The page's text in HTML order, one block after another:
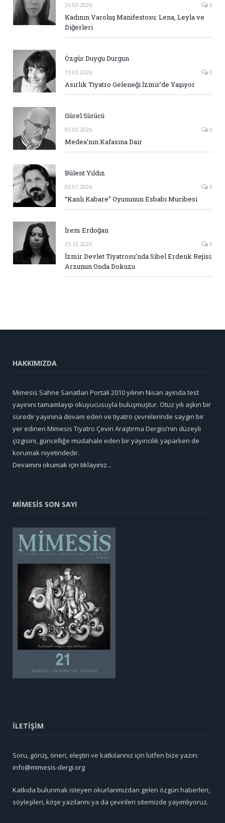
26.03.2026 0
Kadının Varoluş Manifestosu: Lena, Leyla ve
Diğerleri
Özgür Duygu Durgun
13.03.2026 0
Asırlık Tiyatro Geleneği İzmir’de Yaşıyor
Gürel Sürücü
05.03.2026 0
Medea’nın Kafasına Dair
Bülent Yıldız
03.01.2026 0
“Kanlı Kabare” Oyununun Esbabı Mucibesi
İrem Erdoğan
25.12.2025 0
İzmir Devlet Tiyatrosu’nda Sibel Erdenk Rejisi:
Arzunun Onda Dokuzu
HAKKIMIZDA
Mimesis Sahne Sanatları Portali 2010 yılının Nisan ayında test
yayınını tamamlayıp okuyucusuyla buluşmuştur. Otuz yılı aşkın bir
süredir yayınına devam eden ve tiyatro çevrelerinde saygın bir
yer edinen Mimesis Tiyatro Çeviri Araştırma Dergisi’nin düzeyli
çizgisini, güncelliğe müdahale eden bir yayıncılık yaparken de
korumak niyetindedir.
Devamını okumak için tıklayınız...
MİMESİS SON SAYI
İLETİŞİM
Soru, görüş, öneri, eleştiri ve katkılarınız için lütfen bize yazın:
info@mimesis-dergi.org
Katkıda bulunmak isteyen okurlarımızdan gelen özgün haberleri,
söyleşileri, köşe yazılarını ya da çevirileri sitemizde yayımlıyoruz.